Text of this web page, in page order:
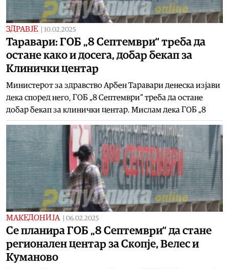
ЗДРАВЈЕ 10.02.2025
Таравари: ГОБ „8 Септември“ треба да
остане како и досега, добар бекап за
Клинички центар
Министерот за здравство Арбен Таравари денеска изјави
дека според него, ГОБ „8 Септември“ треба да остане
добар бекап за клинички центар. Мислам дека ГОБ „8
МАКЕДОНИЈА 06.02.2025
Се планира ГОБ „8 Септември“ да стане
регионален центар за Скопје, Велес и
Куманово